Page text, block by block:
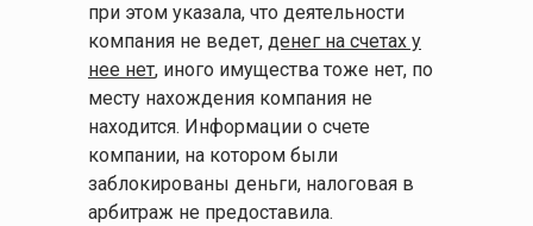
при этом указала, что деятельности
компания не ведет, денег на счетах у
нее нет, иного имущества тоже нет, по
месту нахождения компания не
находится. Информации о счете
компании, на котором были
заблокированы деньги, налоговая в
арбитраж не предоставила.